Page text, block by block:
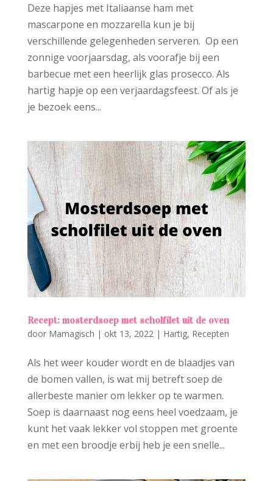
Deze hapjes met Italiaanse ham met
mascarpone en mozzarella kun je bij
verschillende gelegenheden serveren. Op een
zonnige voorjaarsdag, als voorafje bij een
barbecue met een heerlijk glas prosecco. Als
hartig hapje op een verjaardagsfeest. Of als je
je bezoek eens...
Recept: mosterdsoep met scholfilet uit de oven
door Mamagisch | okt 13, 2022 | Hartig, Recepten
Als het weer kouder wordt en de blaadjes van
de bomen vallen, is wat mij betreft soep de
allerbeste manier om lekker op te warmen.
Soep is daarnaast nog eens heel voedzaam, je
kunt het vaak lekker vol stoppen met groente
en met een broodje erbij heb je een snelle...